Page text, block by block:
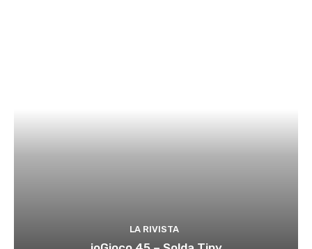
LA RIVISTA